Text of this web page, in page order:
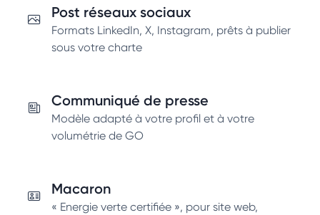
Post réseaux sociaux
Formats LinkedIn, X, Instagram, prêts à publier
sous votre charte
Communiqué de presse
Modèle adapté à votre profil et à votre
volumétrie de GO
Macaron
« Energie verte certifiée », pour site web,